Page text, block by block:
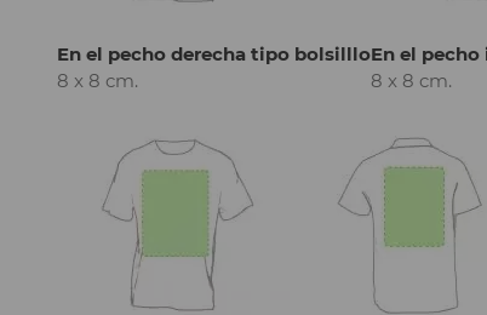
En el pecho derecha tipo bolsilllo
8 x 8 cm.
En el
8 x 8 cm.